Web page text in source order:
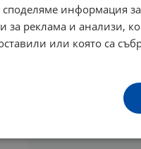
информация
за реклама и анализи,
или която са